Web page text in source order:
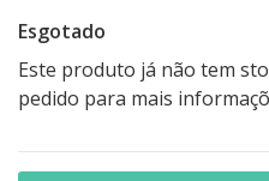
Esgotado
Este produto já não tem
pedido para mais